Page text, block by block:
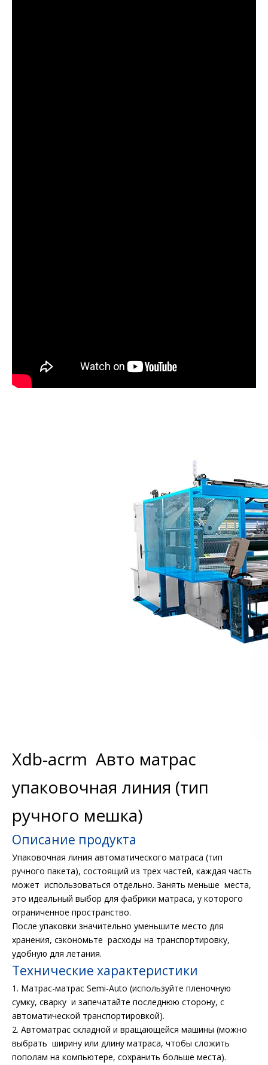
Xdb-acrm Авто матрас
упаковочная линия (тип
ручного мешка)
Описание продукта
Упаковочная линия автоматического матраса (тип
ручного пакета), состоящий из трех частей, каждая часть
может использоваться отдельно. Занять меньше места,
это идеальный выбор для фабрики матраса, у которого
ограниченное пространство.
После упаковки значительно уменьшите место для
хранения, сэкономьте расходы на транспортировку,
удобную для летания.
Технические характеристики
1. Матрас-матрас Semi-Auto (используйте пленочную
сумку, сварку и запечатайте последнюю сторону, с
автоматической транспортировкой).
2. Автоматрас складной и вращающейся машины (можно
выбрать ширину или длину матраса, чтобы сложить
пополам на компьютере, сохранить больше места).